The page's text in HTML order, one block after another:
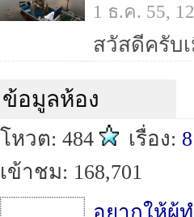
1 ธ.ค. 55,
ข้อมูลห้อง
โหวต: 484 เรื่อง:
เข้าชม: 168,701